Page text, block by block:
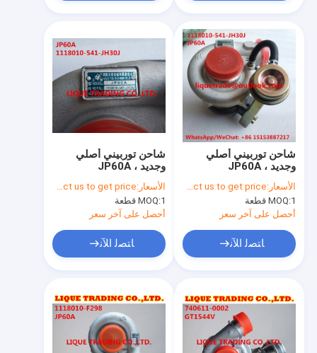
شاحن توربيني أصلي
وجديد JP60A ،
1118010-541-JH30J
الأسعار:Please contact us to get price.
MOQ:1 قطعة
أحصل على آخر سعر
ﺎﺘﺼﻟ ﺍﻶﻧ
شاحن توربيني أصلي
وجديد JP60A ،
1118010-541-JH30J
الأسعار:Please contact us to get price.
MOQ:1 قطعة
أحصل على آخر سعر
ﺎﺘﺼﻟ ﺍﻶﻧ